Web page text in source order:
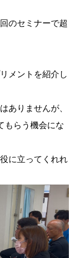
のセミナーで超
メントを紹介し
ありませんが、
もらう機会にな
に立ってくれれ